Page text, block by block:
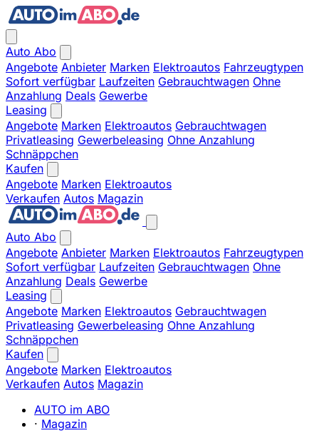
Auto Abo
Angebote Anbieter Marken Elektroautos Fahrzeugtypen
Sofort verfügbar Laufzeiten Gebrauchtwagen Ohne
Anzahlung Deals Gewerbe
Leasing
Angebote Marken Elektroautos Gebrauchtwagen
Privatleasing Gewerbeleasing Ohne Anzahlung
Schnäppchen
Kaufen
Angebote Marken Elektroautos
Verkaufen Autos Magazin
Auto Abo
Angebote Anbieter Marken Elektroautos Fahrzeugtypen
Sofort verfügbar Laufzeiten Gebrauchtwagen Ohne
Anzahlung Deals Gewerbe
Leasing
Angebote Marken Elektroautos Gebrauchtwagen
Privatleasing Gewerbeleasing Ohne Anzahlung
Schnäppchen
Kaufen
Angebote Marken Elektroautos
Verkaufen Autos Magazin
AUTO im ABO
· Magazin